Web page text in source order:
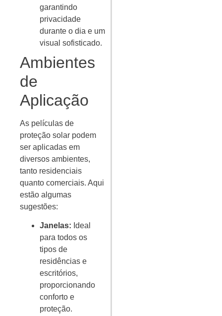
garantindo
privacidade
durante o dia e um
visual sofisticado.
Ambientes
de
Aplicação
As películas de
proteção solar podem
ser aplicadas em
diversos ambientes,
tanto residenciais
quanto comerciais. Aqui
estão algumas
sugestões:
Janelas: Ideal
para todos os
tipos de
residências e
escritórios,
proporcionando
conforto e
proteção.